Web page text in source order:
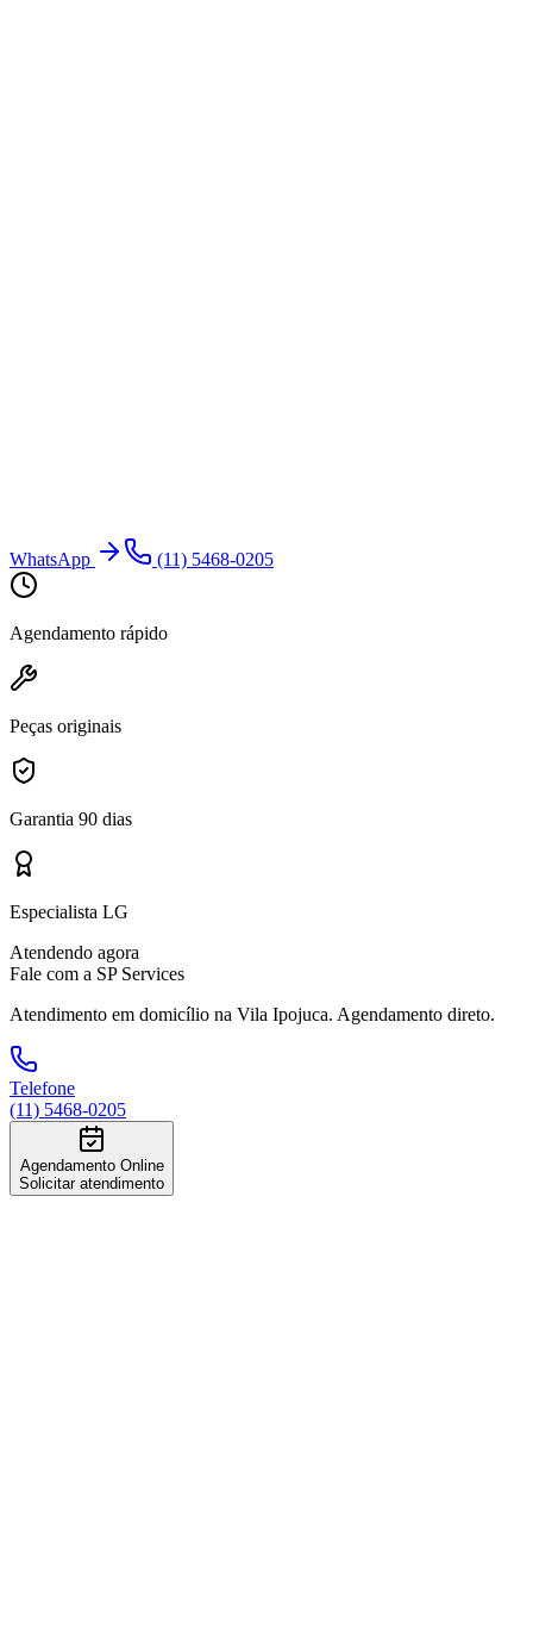
WhatsApp (11) 5468-0205
Agendamento rápido
Peças originais
Garantia 90 dias
Especialista LG
Atendendo agora
Fale com a SP Services
Atendimento em domicílio na Vila Ipojuca. Agendamento direto.
Telefone
(11) 5468-0205
Agendamento Online
Solicitar atendimento